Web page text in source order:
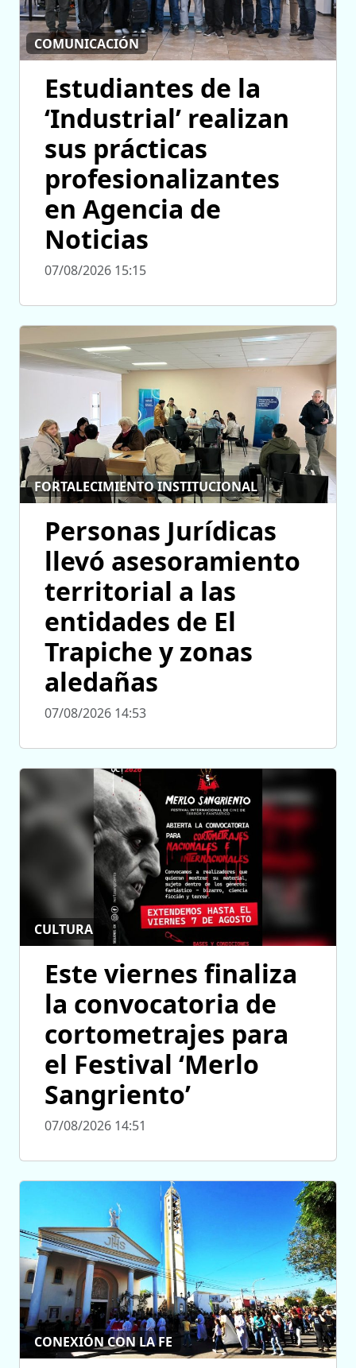
COMUNICACIÓN
Estudiantes de la
‘Industrial’ realizan
sus prácticas
profesionalizantes
en Agencia de
Noticias
07/08/2026 15:15
FORTALECIMIENTO INSTITUCIONAL
Personas Jurídicas
llevó asesoramiento
territorial a las
entidades de El
Trapiche y zonas
aledañas
07/08/2026 14:53
CULTURA
Este viernes finaliza
la convocatoria de
cortometrajes para
el Festival ‘Merlo
Sangriento’
07/08/2026 14:51
CONEXIÓN CON LA FE